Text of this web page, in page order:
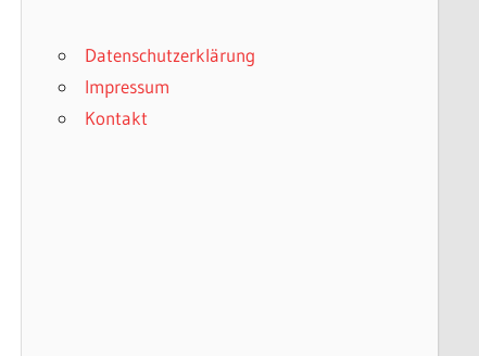
Datenschutzerklärung
Impressum
Kontakt